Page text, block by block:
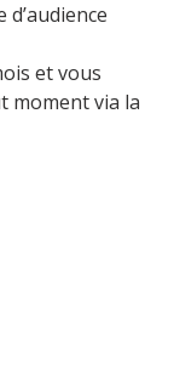
et vous
moment via la